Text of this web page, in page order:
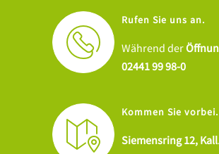
Rufen Sie uns an.
Während der
02441 99 98-0
Kommen Sie vorbei.
Siemensring 12, Kall.